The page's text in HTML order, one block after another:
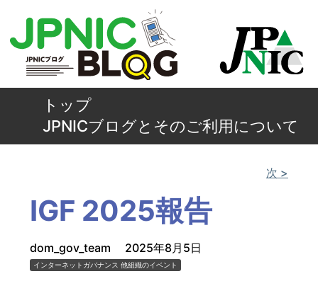
トップ
JPNICブログとそのご利用について
次 >
IGF 2025報告
dom_gov_team 2025年8月5日
インターネットガバナンス 他組織のイベント